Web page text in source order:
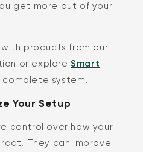
get more out of your
products from our
or exploreSmart
system.
Your Setup
control over how your
They can improve